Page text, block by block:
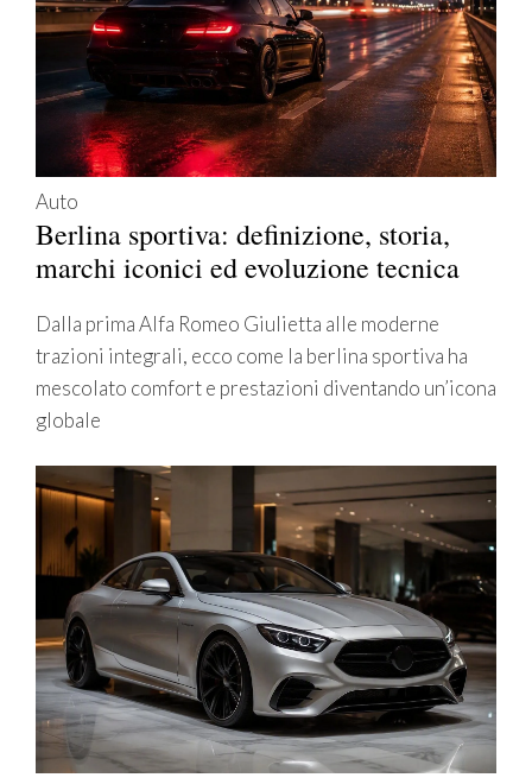
Auto
Berlina sportiva: definizione, storia,
marchi iconici ed evoluzione tecnica
Dalla prima Alfa Romeo Giulietta alle moderne
trazioni integrali, ecco come la berlina sportiva ha
mescolato comfort e prestazioni diventando un’icona
globale